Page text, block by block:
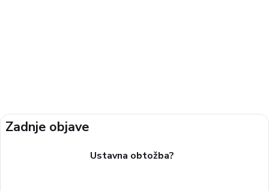
Zadnje objave
Ustavna obtožba?